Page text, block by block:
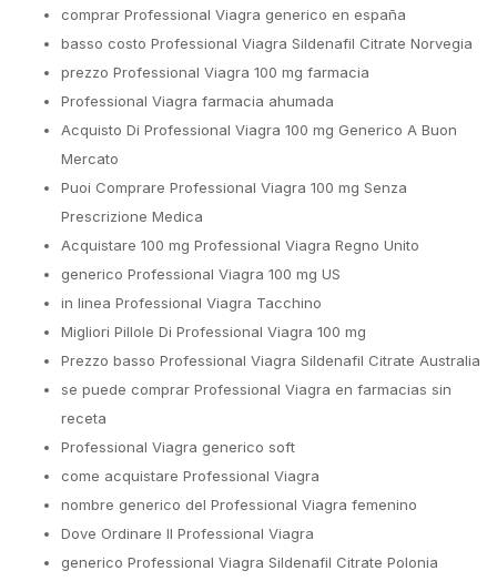
comprar Professional Viagra generico en españa
basso costo Professional Viagra Sildenafil Citrate Norvegia
prezzo Professional Viagra 100 mg farmacia
Professional Viagra farmacia ahumada
Acquisto Di Professional Viagra 100 mg Generico A Buon
Mercato
Puoi Comprare Professional Viagra 100 mg Senza
Prescrizione Medica
Acquistare 100 mg Professional Viagra Regno Unito
generico Professional Viagra 100 mg US
in linea Professional Viagra Tacchino
Migliori Pillole Di Professional Viagra 100 mg
Prezzo basso Professional Viagra Sildenafil Citrate Australia
se puede comprar Professional Viagra en farmacias sin
receta
Professional Viagra generico soft
come acquistare Professional Viagra
nombre generico del Professional Viagra femenino
Dove Ordinare Il Professional Viagra
generico Professional Viagra Sildenafil Citrate Polonia